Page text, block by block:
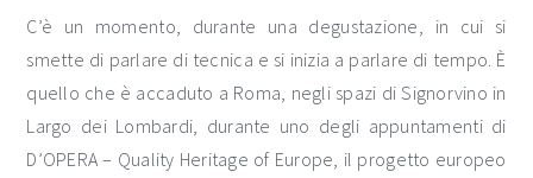
C’è un momento, durante una degustazione, in cui si
smette di parlare di tecnica e si inizia a parlare di tempo. È
quello che è accaduto a Roma, negli spazi di Signorvino in
Largo dei Lombardi, durante uno degli appuntamenti di
D’OPERA – Quality Heritage of Europe, il progetto europeo